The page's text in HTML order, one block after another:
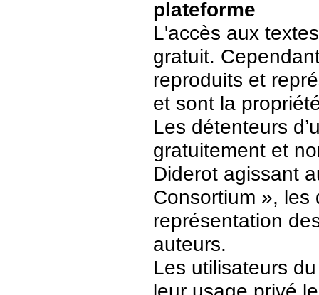
plateforme
L'accès aux
gratuit.
reproduits et
et sont la
Les détenteurs
gratuitement et
Diderot agissant
Consortium », les
représentation
auteurs.
Les utilisateurs